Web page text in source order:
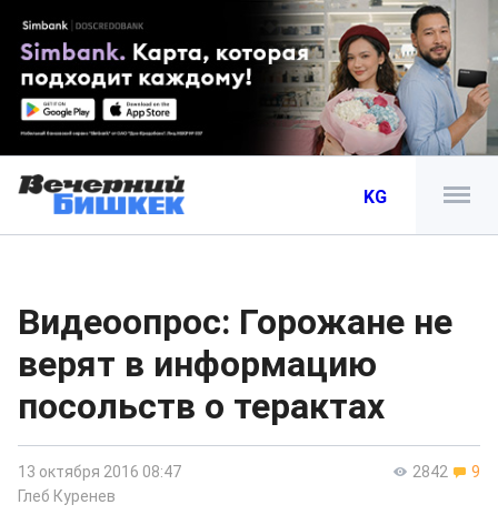
KG
Видеоопрос: Горожане не
верят в информацию
посольств о терактах
2842 9
13 октября 2016 08:47
Глеб Куренев